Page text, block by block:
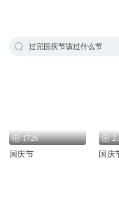
过完国庆节该过什么节
1726
国庆节 国庆